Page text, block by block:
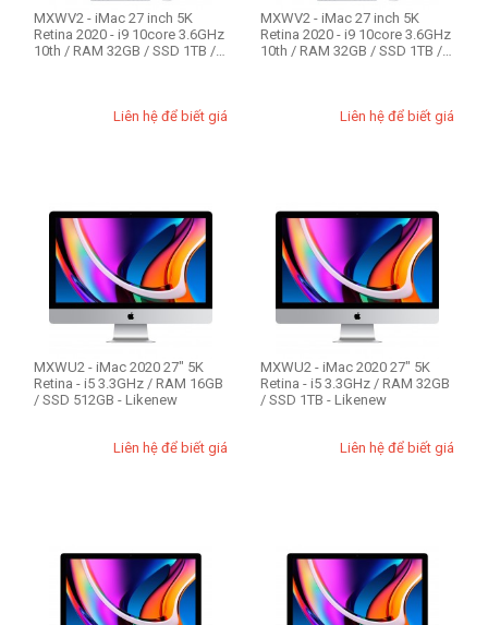
CPU Mac
Intel Core i3
RAM Mac
8GB
16GB
32GB
64GB
Ổ cứng SSD
256GB
Màu
MXWV2 - iMac 27 inch 5K
Retina 2020 - i9 10core 3.6GHz
10th / RAM 32GB / SSD 1TB /
Liên hệ để biết giá
MXWV2 - iMac 27 inch 5K
Retina 2020 - i9 10core 3.6GHz
10th / RAM 32GB / SSD 1TB /
Liên hệ để biết giá
MXWU2 - iMac 2020 27" 5K
Retina - i5 3.3GHz / RAM 16GB
/ SSD 512GB - Likenew
Liên hệ để biết giá
MXWU2 - iMac 2020 27" 5K
Retina - i5 3.3GHz / RAM 32GB
/ SSD 1TB - Likenew
Liên hệ để biết giá